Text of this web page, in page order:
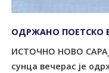
ОДРЖАНО ПОЕТСКО
ИСТОЧНО НОВО
сунца вечерас је